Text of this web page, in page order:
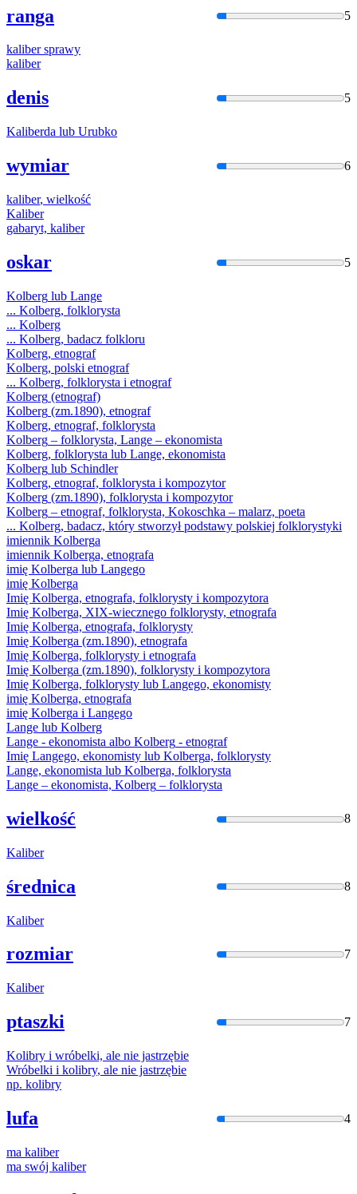
ranga 5
kalibersprawy
kaliber
denis 5
Kaliberda lub Urubko
wymiar 6
kaliber, wielkość
Kaliber
gabaryt, kaliber
oskar 5
Kolberg lub Lange
... Kolberg, folklorysta
... Kolberg
... Kolberg, badacz folkloru
Kolberg, etnograf
Kolberg, polski etnograf
... Kolberg, folklorysta i etnograf
Kolberg (etnograf)
Kolberg (zm.1890), etnograf
Kolberg, etnograf, folklorysta
Kolberg – folklorysta, Lange – ekonomista
Kolberg, folklorysta lub Lange, ekonomista
Kolberg lub Schindler
Kolberg, etnograf, folklorysta i kompozytor
Kolberg (zm.1890), folklorysta i kompozytor
Kolberg – etnograf, folklorysta, Kokoschka – malarz, poeta
... Kolberg, badacz, który stworzył podstawy polskiej folklorystyki
imiennik Kolberga
imiennik Kolberga, etnografa
imię Kolberga lub Langego
imię Kolberga
Imię Kolberga, etnografa, folklorysty i kompozytora
Imię Kolberga, XIX-wiecznego folklorysty, etnografa
Imię Kolberga, etnografa, folklorysty
Imię Kolberga (zm.1890), etnografa
Imię Kolberga, folklorysty i etnografa
Imię Kolberga (zm.1890), folklorysty i kompozytora
Imię Kolberga, folklorysty lub Langego, ekonomisty
imię Kolberga, etnografa
imię Kolberga i Langego
Lange lub Kolberg
Lange - ekonomista albo Kolberg - etnograf
Imię Langego, ekonomisty lub Kolberga, folklorysty
Lange, ekonomista lub Kolberga, folklorysta
Lange – ekonomista, Kolberg – folklorysta
wielkość 8
Kaliber
średnica 8
Kaliber
rozmiar 7
Kaliber
ptaszki 7
Kolibry i wróbelki, ale nie jastrzębie
Wróbelki i kolibry, ale nie jastrzębie
np. kolibry
lufa 4
ma kaliber
ma swój kaliber